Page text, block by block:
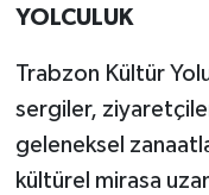
YOLCULUK
Trabzon Kültür
sergiler,
geleneksel
kültürel mirasa